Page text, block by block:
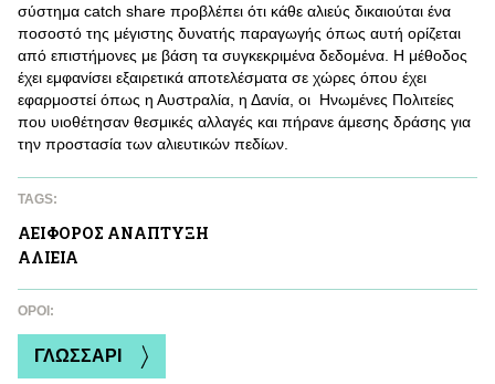
σύστημα catch share προβλέπει ότι κάθε αλιεύς δικαιούται ένα
ποσοστό της μέγιστης δυνατής παραγωγής όπως αυτή ορίζεται
από επιστήμονες με βάση τα συγκεκριμένα δεδομένα. Η μέθοδος
έχει εμφανίσει εξαιρετικά αποτελέσματα σε χώρες όπου έχει
εφαρμοστεί όπως η Αυστραλία, η Δανία, οι Ηνωμένες Πολιτείες
που υιοθέτησαν θεσμικές αλλαγές και πήρανε άμεσης δράσης για
την προστασία των αλιευτικών πεδίων.
TAGS:
ΑΕΙΦΟΡΟΣ ΑΝAΠΤΥΞΗ
ΑΛΙΕΙΑ
ΌΡΟΙ:
ΓΛΩΣΣΑΡΙ